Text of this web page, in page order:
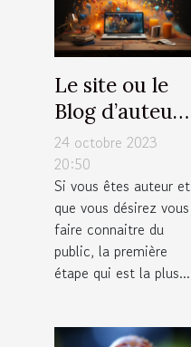
Le site ou le
Blog d’auteur
: Comment
s’en occuper
pour une
large
visibilité ?
24 octobre 2023
20:50
Si vous êtes auteur et
que vous désirez vous
faire connaitre du
public, la première
étape qui est la plus...